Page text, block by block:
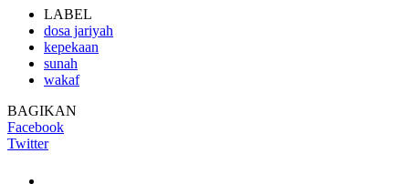
LABEL
dosa jariyah
kepekaan
sunah
wakaf
BAGIKAN
Facebook
Twitter